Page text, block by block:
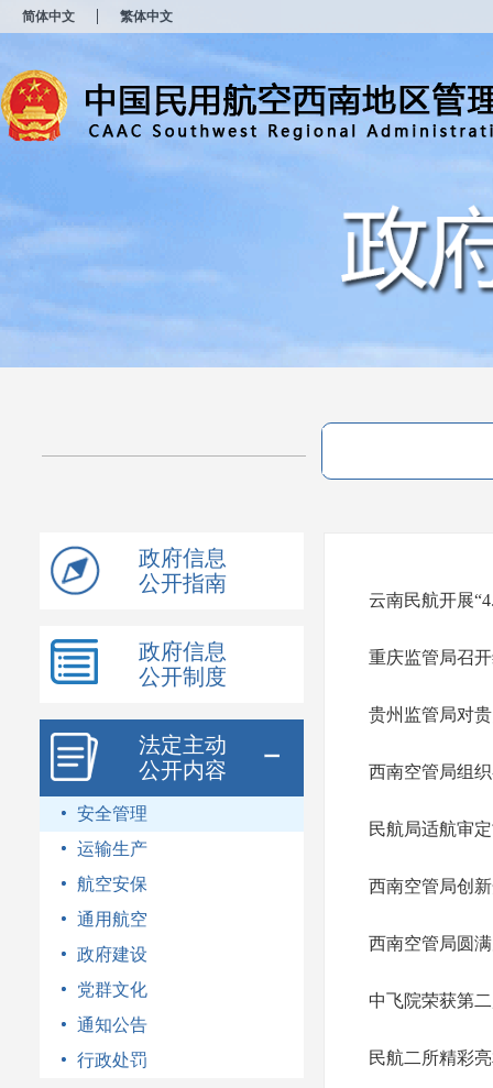
简体中文 繁体中文
政府信息
公开指南
政府信息
公开制度
法定主动
公开内容
安全管理
运输生产
航空安保
通用航空
政府建设
党群文化
通知公告
行政处罚
云南民航开展
重庆监管局召
贵州监管局对
西南空管局组
民航局适航审
西南空管局创
西南空管局圆
中飞院荣获第
民航二所精彩
窗
打
开
无
障